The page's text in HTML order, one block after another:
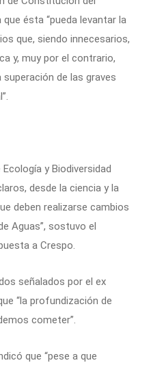
ésta “pueda levantar la
que, siendo innecesarios,
y, muy por el contrario,
de las graves
y Biodiversidad
desde la ciencia y la
deben realizarse cambios
Aguas”, sostuvo el
a Crespo.
señalados por el ex
“la profundización de
cometer”.
que “pese a que